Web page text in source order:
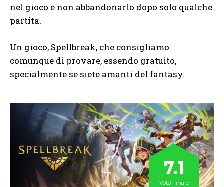
nel gioco e non abbandonarlo dopo solo qualche
partita.
Un gioco, Spellbreak, che consigliamo
comunque di provare, essendo gratuito,
specialmente se siete amanti del fantasy.
7.1
Voto Finale